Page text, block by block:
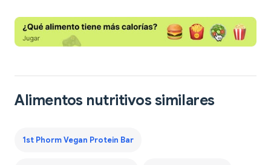
Alimentos nutritivos similares
1st Phorm Vegan Protein Bar